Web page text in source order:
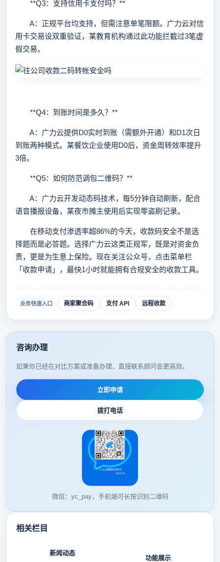
**Q3：支持信用卡支付吗？**
A：正规平台均支持，但需注意单笔限额。广力云对信
用卡交易设双重验证，某教育机构通过此功能拦截过3笔虚
假交易。
**Q4：到账时间是多久？**
A：广力云提供D0实时到账（需额外开通）和D1次日
到账两种模式。某餐饮企业使用D0后，资金周转效率提升
3倍。
**Q5：如何防范调包二维码？**
A：广力云开发动态码技术，每5分钟自动刷新，配合
语音播报设备，某夜市摊主使用后实现零盗刷记录。
在移动支付渗透率超86%的今天，收款码安全不是选
择题而是必答题。选择广力云这类正规军，既是对资金负
责，更是为生意上保险。现在关注公众号，点击菜单栏
「收款申请」，最快1小时就能拥有合规安全的收款工具。
业务快速入口 商家聚合码 支付 API 远程收款
咨询办理
如果你已经在对比方案或准备办理，直接联系顾问会更高效。
立即申请
拨打电话
微信：yc_pay，手机端可长按识别二维码
相关栏目
新闻动态
功能展示